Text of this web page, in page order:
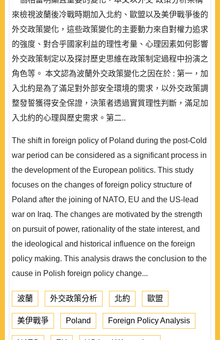
來檢視波蘭後冷戰時期加入北約、歐盟以及美伊戰爭後的
外交政策變化，這些政策變化的主要動力來自對權力追求
的強度、對合乎國家利益的理性考量、心理因素如何影響
外交政策制定以及探討歷史思維在政策制定過程中扮演之
角色等。 本文認為波蘭外交政策變化之因在於 : 第一，加
入北約是為了滿足對外部安全環境的需求，以外交政策調
整發誓獲得安全保證，決策者透過實質理性判斷，滿足加
入北約的心理與歷史需求。第二..
The shift in foreign policy of Poland during the post-Cold
war period can be considered as a significant process in
the development of the European politics. This study
focuses on the changes of foreign policy structure of
Poland after the joining of NATO, EU and the US-lead
war on Iraq. The changes are motivated by the strength
on pursuit of power, rationality of the state interest, and
the ideological and historical influence on the foreign
policy making. This analysis draws the conclusion to the
cause in Polish foreign policy change...
波蘭 外交政策分析 北約 歐盟
美伊戰爭 Poland Foreign Policy Analysis